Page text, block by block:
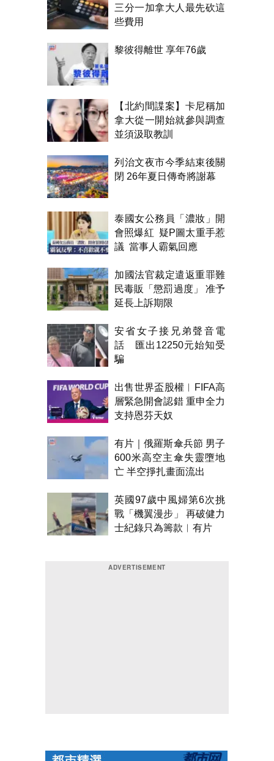
三分一加拿大人最先砍這
些費用
黎彼得離世 享年76歲
【北約間諜案】卡尼稱加
拿大從一開始就參與調查
並須汲取教訓
列治文夜市今季結束後關
閉 26年夏日傳奇將謝幕
泰國女公務員「濃妝」開
會照爆紅 疑P圖太重手惹
議 當事人霸氣回應
加國法官裁定遣返重罪難
民毒販「懲罰過度」 准予
延長上訴期限
安省女子接兄弟聲音電
話 匯出12250元始知受
騙
出售世界盃股權︱FIFA高
層緊急開會認錯 重申全力
支持恩芬天奴
有片｜俄羅斯傘兵節 男子
600米高空主傘失靈墮地
亡 半空掙扎畫面流出
英國97歲中風婦第6次挑
戰「機翼漫步」 再破健力
士紀錄只為籌款︱有片